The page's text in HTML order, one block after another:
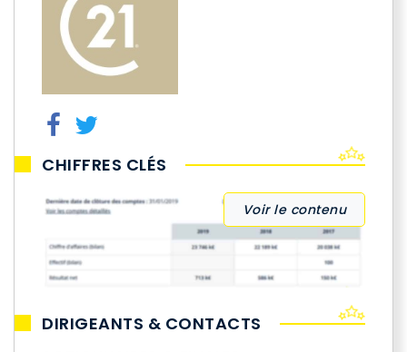
CHIFFRES CLÉS
Voir le contenu
DIRIGEANTS & CONTACTS